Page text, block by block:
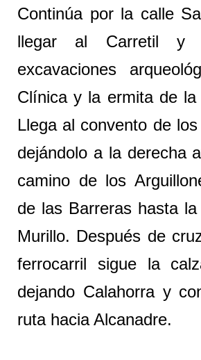
Continúa por la calle
llegar al Carretil y
excavaciones
Clínica y la ermita de la
Llega al convento de
dejándolo a la derecha
camino de los
de las Barreras hasta
Murillo. Después de
ferrocarril sigue la
dejando Calahorra y
ruta hacia Alcanadre.